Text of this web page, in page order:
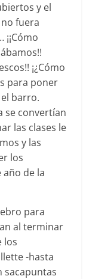
y el
fuera
¡¿Cómo
para poner
barro.
se convertían
las clases le
y las
los
de la
para
al terminar
los
-hasta
sacapuntas